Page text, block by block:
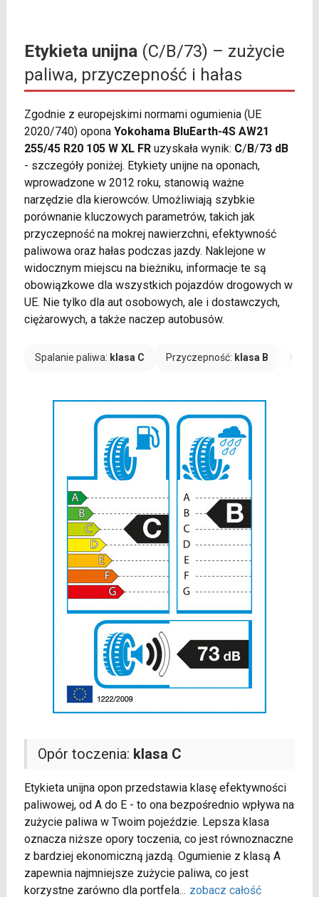
Etykieta unijna(C/B/73) – zużycie
paliwa, przyczepność i hałas
Zgodnie z europejskimi normami ogumienia (UE
2020/740) opona Yokohama BluEarth-4S AW21
255/45 R20 105 W XL FRuzyskała wynik: C/B/73 dB
- szczegóły poniżej. Etykiety unijne na oponach,
wprowadzone w 2012 roku, stanowią ważne
narzędzie dla kierowców. Umożliwiają szybkie
porównanie kluczowych parametrów, takich jak
przyczepność na mokrej nawierzchni, efektywność
paliwowa oraz hałas podczas jazdy. Naklejone w
widocznym miejscu na bieżniku, informacje te są
obowiązkowe dla wszystkich pojazdów drogowych w
UE. Nie tylko dla aut osobowych, ale i dostawczych,
ciężarowych, a także naczep autobusów.
Spalanie paliwa: klasa C Przyczepność: klasa B
Opór toczenia: klasa C
Etykieta unijna opon przedstawia klasę efektywności
paliwowej, od A do E - to ona bezpośrednio wpływa na
zużycie paliwa w Twoim pojeździe. Lepsza klasa
oznacza niższe opory toczenia, co jest równoznaczne
z bardziej ekonomiczną jazdą. Ogumienie z klasą A
zapewnia najmniejsze zużycie paliwa, co jest
korzystne zarówno dla portfela... zobacz całość